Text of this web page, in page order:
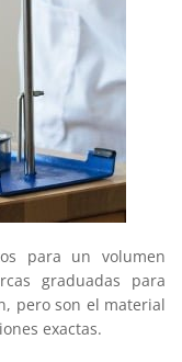
para un volumen
graduadas para
pero son el material
exactas.